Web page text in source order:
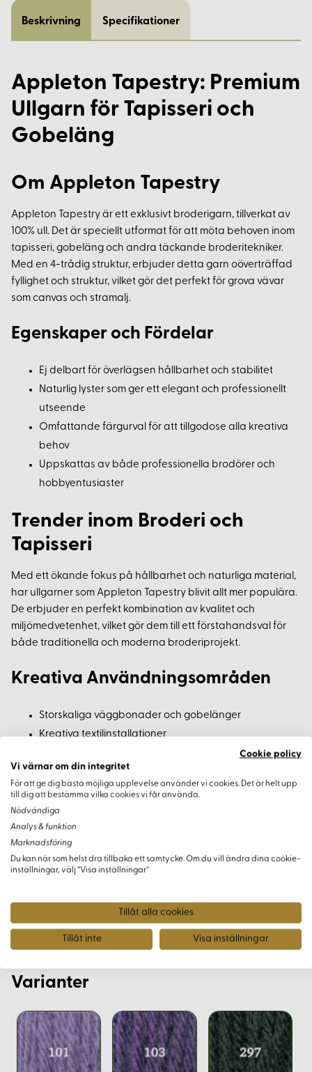
Beskrivning Specifikationer
Appleton Tapestry: Premium
Ullgarn för Tapisseri och
Gobeläng
Om Appleton Tapestry
Appleton Tapestry är ett exklusivt broderigarn, tillverkat av
100% ull. Det är speciellt utformat för att möta behoven inom
tapisseri, gobeläng och andra täckande broderitekniker.
Med en 4-trådig struktur, erbjuder detta garn oöverträffad
fyllighet och struktur, vilket gör det perfekt för grova vävar
som canvas och stramalj.
Egenskaper och Fördelar
Ej delbart för överlägsen hållbarhet och stabilitet
Naturlig lyster som ger ett elegant och professionellt
utseende
Omfattande färgurval för att tillgodose alla kreativa
behov
Uppskattas av både professionella brodörer och
hobbyentusiaster
Trender inom Broderi och
Tapisseri
Med ett ökande fokus på hållbarhet och naturliga material,
har ullgarner som Appleton Tapestry blivit allt mer populära.
De erbjuder en perfekt kombination av kvalitet och
miljömedvetenhet, vilket gör dem till ett förstahandsval för
både traditionella och moderna broderiprojekt.
Kreativa Användningsområden
Storskaliga väggbonader och gobelänger
Kreativa textilinstallationer
inredningsdetaljer
Samtida och traditionella broderiprojekt
Avslutning
Appleton Tapestry står som en symbol för kvalitet och
kreativ frihet. Oavsett om du är en erfaren konstnär eller en
skapa unika och bestående mästerverk inom broderi.
Varianter
Cookie policy
Vi värnar om din integritet
För att ge dig bästa möjliga upplevelse använder vi cookies. Det är helt upp
till dig att bestämma vilka cookies vi får använda.
Nödvändiga
Analys & funktion
Marknadsföring
Du kan när som helst dra tillbaka ett samtycke. Om du vill ändra dina cookie-
inställningar, välj “Visa inställningar”
Tillåt alla cookies
Tillåt inte Visa inställningar